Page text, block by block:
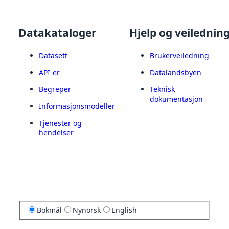
Datakataloger
Datasett
API-er
Begreper
Informasjonsmodeller
Tjenester og
hendelser
Hjelp og
Brukerveiledning
Datalandsbyen
Teknisk
dokumentasjon
Bokmål Nynorsk English